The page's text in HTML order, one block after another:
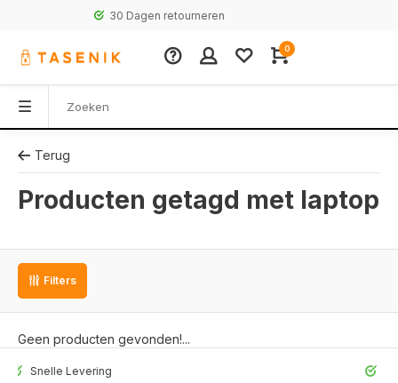
30 Dagen retourneren
0
Terug
Producten getagd met laptop
Filters
Geen producten gevonden!...
Levering 30 Dagen